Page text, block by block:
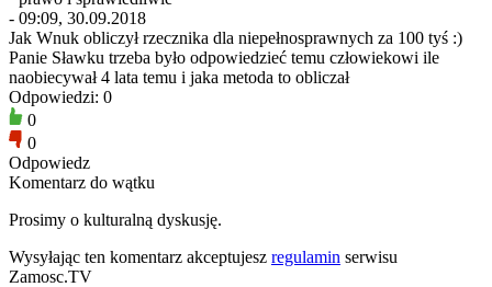
- 09:09, 30.09.2018
Jak Wnuk obliczył rzecznika dla niepełnosprawnych za 100 tyś :)
Panie Sławku trzeba było odpowiedzieć temu człowiekowi ile
naobiecywał 4 lata temu i jaka metoda to obliczał
Odpowiedzi: 0
0
0
Odpowiedz
Komentarz do wątku
Prosimy o kulturalną dyskusję.
Wysyłając ten komentarz akceptujesz regulamin serwisu
Zamosc.TV